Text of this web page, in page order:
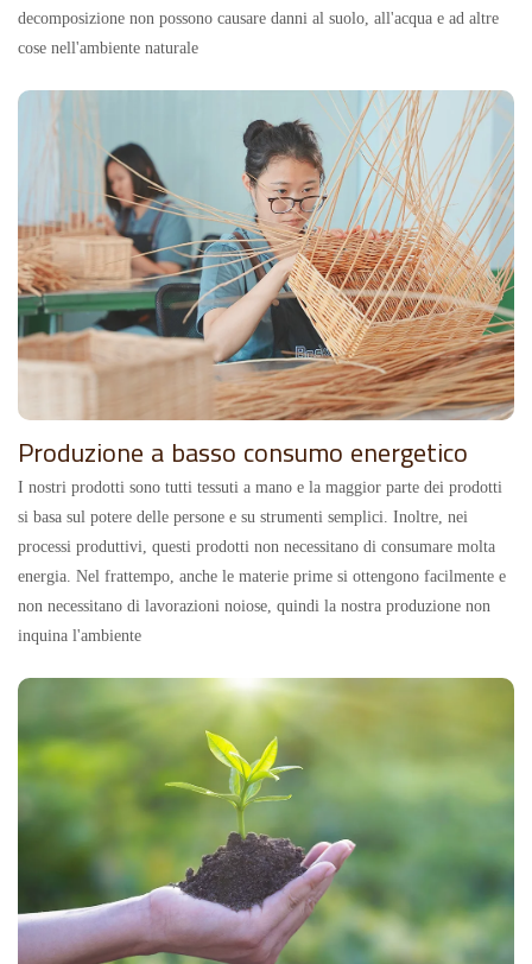
decomposizione non possono causare danni al suolo, all'acqua e ad altre
cose nell'ambiente naturale
Produzione a basso consumo energetico
I nostri prodotti sono tutti tessuti a mano e la maggior parte dei prodotti
si basa sul potere delle persone e su strumenti semplici. Inoltre, nei
processi produttivi, questi prodotti non necessitano di consumare molta
energia. Nel frattempo, anche le materie prime si ottengono facilmente e
non necessitano di lavorazioni noiose, quindi la nostra produzione non
inquina l'ambiente